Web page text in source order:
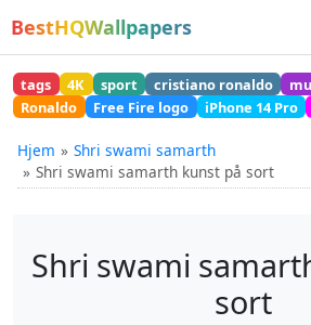
BestHQWallpapers
tags 4K sport cristiano ronaldo
Ronaldo
Free Fire logo iPhone 14 Pro
Hjem
Shri swami samarth
Shri swami samarth kunst på sort
Shri swami
sort